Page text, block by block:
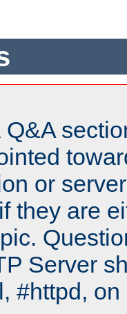
or
they are
Server
#httpd,